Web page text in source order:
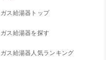
ガス給湯器トップ
ガス給湯器を探す
ガス給湯器人気ランキング